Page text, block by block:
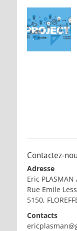
Contactez-
Adresse
Eric
Rue Emile
5150,
Contacts